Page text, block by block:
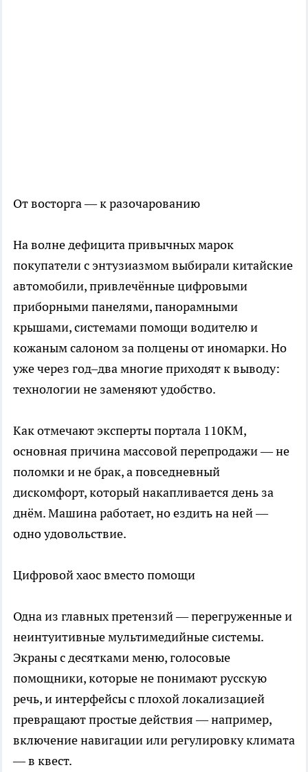
От восторга — к разочарованию
На волне дефицита привычных марок
покупатели с энтузиазмом выбирали китайские
автомобили, привлечённые цифровыми
приборными панелями, панорамными
крышами, системами помощи водителю и
кожаным салоном за полцены от иномарки. Но
уже через год–два многие приходят к выводу:
технологии не заменяют удобство.
Как отмечают эксперты портала 110KM,
основная причина массовой перепродажи — не
поломки и не брак, а повседневный
дискомфорт, который накапливается день за
днём. Машина работает, но ездить на ней —
одно удовольствие.
Цифровой хаос вместо помощи
Одна из главных претензий — перегруженные и
неинтуитивные мультимедийные системы.
Экраны с десятками меню, голосовые
помощники, которые не понимают русскую
речь, и интерфейсы с плохой локализацией
превращают простые действия — например,
включение навигации или регулировку климата
— в квест.